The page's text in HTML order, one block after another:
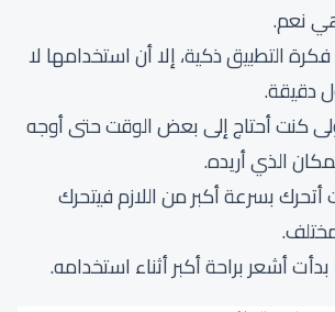
نعم.
التطبيق ذكية، إلا أن استخدامها لا
دقيقة.
كنت أحتاج إلى بعض الوقت حتى أوجه
الذي أريده.
أتحرك بسرعة أكبر من اللازم فيتحرك
أشعر براحة أكبر أثناء استخدامه.